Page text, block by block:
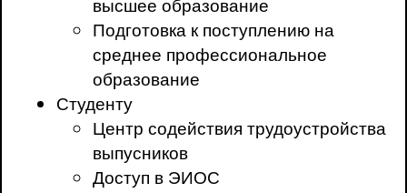
Подготовка к поступлению на
среднее профессиональное
образование
Студенту
Центр содействия трудоустройства
выпусников
Доступ в ЭИОС